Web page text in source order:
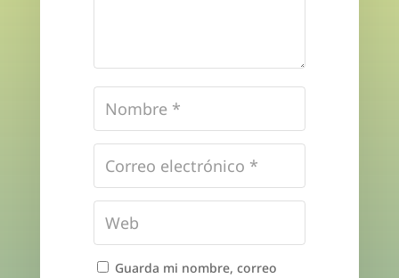
Guarda mi nombre, correo